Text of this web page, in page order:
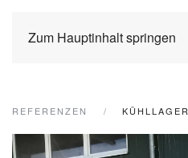
Zum Hauptinhalt springen
REFERENZEN KÜHLLAGER